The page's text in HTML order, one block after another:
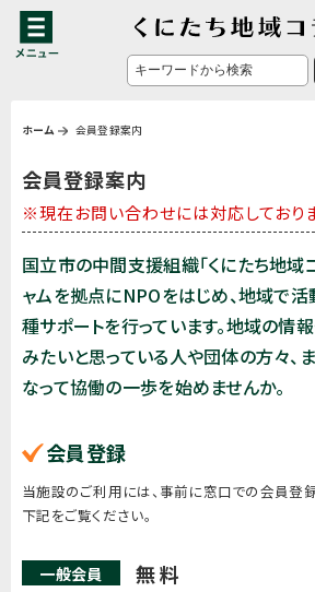
ホーム 会員登録案内
会員登録案内
※現在お問い合わせには対応しておりま
国立市の中間支援組織「くにたち地域
ャムを拠点にNPOをはじめ、地域で
種サポートを行っています。地域の情
みたいと思っている人や団体の方々、
なって協働の一歩を始めませんか。
会員登録
当施設のご利用には、事前に窓口での会員登
下記をご覧ください。
一般会員 無 料